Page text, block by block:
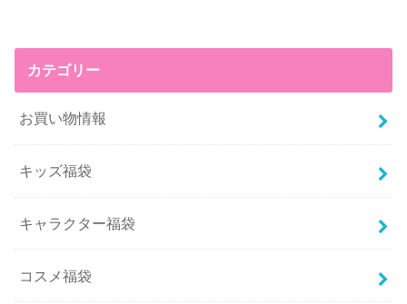
カテゴリー
お買い物情報
キッズ福袋
キャラクター福袋
コスメ福袋